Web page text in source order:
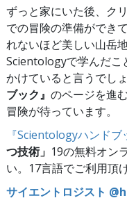
ずっと家にいた後、ク
での冒険の準備ができ
れないほど美しい山岳
Scientologyで学んだこ
かけていると言うでしょ
ブック』 のページを進
冒険が待っています。
『Scientologyハンドブ
つ技術」 19の無料オン
い。17言語でご利用頂
サイエントロジスト